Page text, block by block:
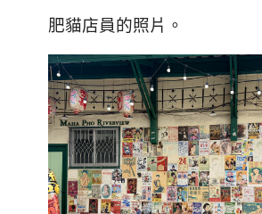
肥貓店員的照片。